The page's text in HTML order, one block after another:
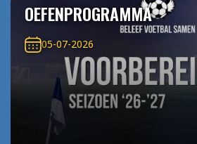
OEFENPROGRAMMA
05-07-2026